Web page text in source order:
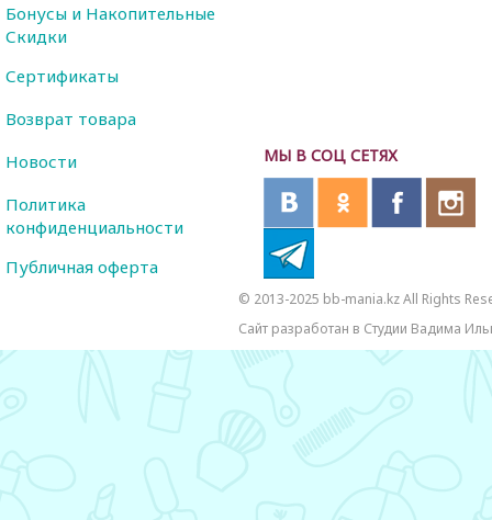
МЫ В СОЦ СЕТЯХ
Бонусы и Накопительные
Скидки
Сертификаты
Возврат товара
Новости
Политика
конфиденциальности
Публичная оферта
© 2013-2025 bb-mania.kz All Rights
Сайт разработан в Студии Вадима